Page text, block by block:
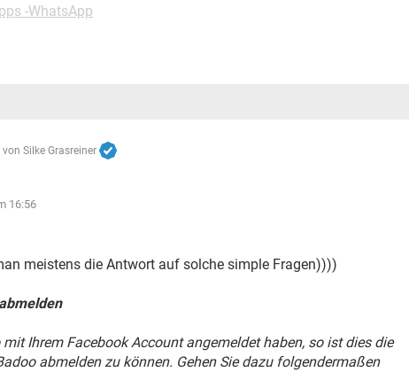
-WhatsApp
von Silke Grasreiner
16:56
meistens die Antwort auf solche simple Fragen))))
mit Ihrem Facebook Account angemeldet haben, so ist dies die
abmelden zu können. Gehen Sie dazu folgendermaßen